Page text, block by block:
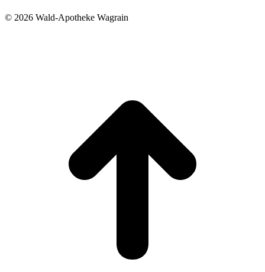
© 2026 Wald-Apotheke Wagrain